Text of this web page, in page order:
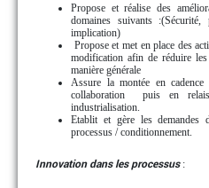
Propose et réalise des
domaines suivants
implication)
Propose et met en place des
modification afin de réduire
manière générale
Assure la montée en
collaboration puis en
industrialisation.
Etablit et gère les demandes
processus / conditionnement.
Innovation dans les processus :